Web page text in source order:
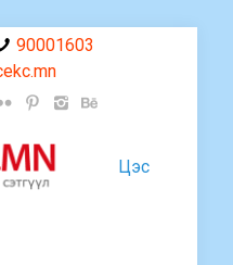
90001603
Цэс